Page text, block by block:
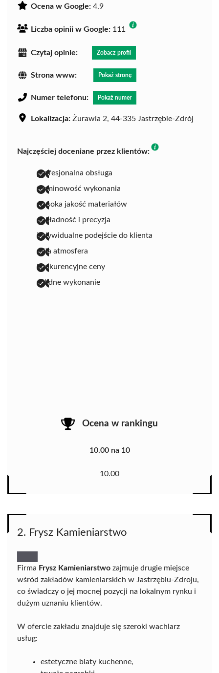
Ocena w Google: 4.9
Liczba opinii w Google: 111
Czytaj opinie: Zobacz profil
Strona www: Pokaż stronę
Numer telefonu: Pokaż numer
Lokalizacja: Żurawia 2, 44-335 Jastrzębie-Zdrój
Najczęściej doceniane przez klientów:
profesjonalna obsługa
terminowość wykonania
wysoka jakość materiałów
dokładność i precyzja
indywidualne podejście do klienta
miła atmosfera
konkurencyjne ceny
solidne wykonanie
Ocena w rankingu
10.00 na 10
10.00
2. Frysz Kamieniarstwo
Firma Frysz Kamieniarstwo zajmuje drugie miejsce
wśród zakładów kamieniarskich w Jastrzębiu-Zdroju,
co świadczy o jej mocnej pozycji na lokalnym rynku i
dużym uznaniu klientów.
W ofercie zakładu znajduje się szeroki wachlarz
usług:
estetyczne blaty kuchenne,